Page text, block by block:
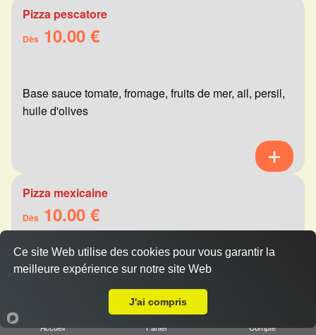
Pizza pescatore
Dès 10.00 €
Base sauce tomate, fromage, fruits de mer, ail, persil,
huile d'olives
Pizza mexicaine
Dès 10.00 €
Base sauce tomate, fromage, viande hachée,
merguez, champignons, poivrons
Accueil Panier Compte
Ce site Web utilise des cookies pour vous garantir la
meilleure expérience sur notre site Web
J'ai compris